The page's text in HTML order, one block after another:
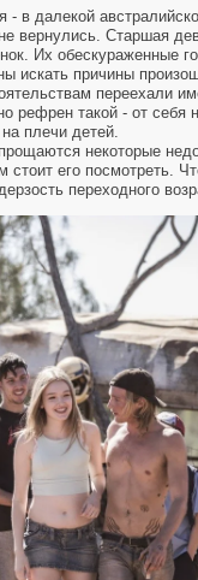
- в далекой
вернулись. Старшая
Их обескураженные
искать причины
переехали
рефрен такой - от
плечи детей.
некоторые
его посмотреть.
переходного